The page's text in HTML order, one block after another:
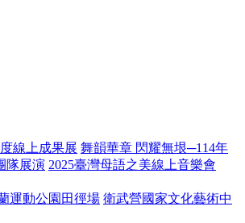
線上成果展 舞韻華章 閃耀無垠─114年
隊展演 2025臺灣母語之美線上音樂會
運動公園田徑場 衛武營國家文化藝術中